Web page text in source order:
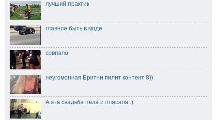
лучший практик
главное быть в моде
совпало
неугомонная Бритни пилит контент 8))
А эта свадьба пела и плясала..)